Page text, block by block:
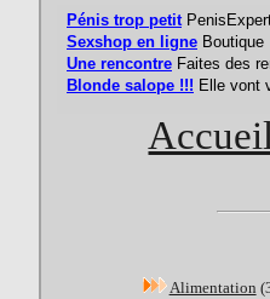
Alimentation